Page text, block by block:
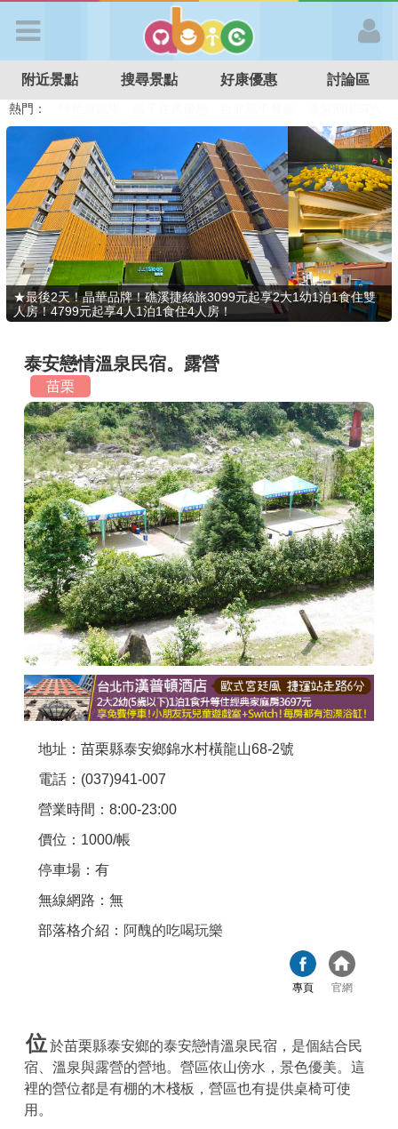
APP登入
首 頁
搜尋景點
好康優惠
最新消息
最新留言
商家合作
推薦景點
討論區
聯絡我們
APP下載
附近景點 搜尋景點 好康優惠 討論區
熱門：
特色遊戲場
親子住房優惠 台北親子餐廳 溫泉泡湯SPA
★最後2天！晶華品牌！礁溪捷絲旅3099元起享2大1幼1泊1食住雙
人房！4799元起享4人1泊1食住4人房！
泰安戀情溫泉民宿。露營
苗栗
地址：苗栗縣泰安鄉錦水村橫龍山68-2號
電話：(037)941-007
營業時間：8:00-23:00
價位：1000/帳
停車場：有
無線網路：無
部落格介紹： 阿醜的吃喝玩樂
專頁 官網
位 於苗栗縣泰安鄉的泰安戀情溫泉民宿，是個結合民
宿、溫泉與露營的營地。營區依山傍水，景色優美。這
裡的營位都是有棚的木棧板，營區也有提供桌椅可使
用。